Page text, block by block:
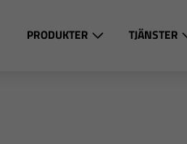
PRODUKTER TJÄNSTER